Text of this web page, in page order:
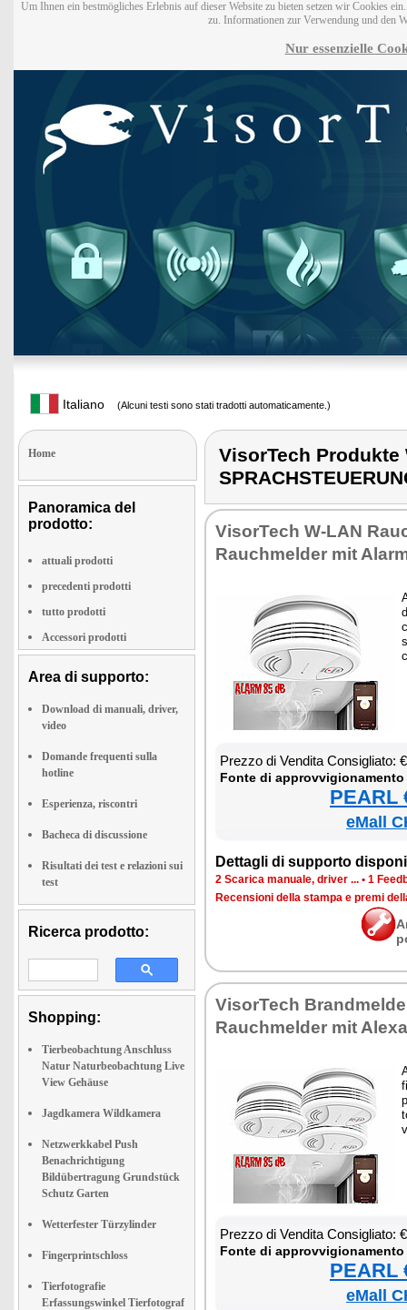
Um Ihnen ein bestmögliches Erlebnis auf dieser Website zu bieten setzen wir Cookies
zu. Informationen zur Verwendung und den
Nur essenzielle
Italiano (Alcuni testi sono stati tradotti automaticamente.)
Home
Panoramica del
prodotto:
attuali prodotti
precedenti prodotti
tutto prodotti
Accessori prodotti
Area di supporto:
Download di manuali, driver,
video
Domande frequenti sulla
hotline
Esperienza, riscontri
Bacheca di discussione
Risultati dei test e relazioni sui
test
Ricerca prodotto:
Shopping:
Tierbeobachtung Anschluss
Natur Naturbeobachtung Live
View Gehäuse
Jagdkamera Wildkamera
Netzwerkkabel Push
Benachrichtigung
Bildübertragung Grundstück
Schutz Garten
Wetterfester Türzylinder
Fingerprintschloss
Tierfotografie
Erfassungswinkel Tierfotograf
VisorTech Produkte
Vi­sor­Te­ch W-LAN
Rau­ch­mel­der mit
Prez­zo di Ven­di­ta Con­si­glia­to:
Fon­te di
PEARL
eMall
Det­ta­gli di sup­por­to
2 Sca­ri­ca ma­nua­le, dri­ver ... • 1
Re­cen­sio­ni del­la stam­pa e pre­mi
Vi­sor­Te­ch
Rau­ch­mel­der mit Ale­xa
Prez­zo di Ven­di­ta Con­si­glia­to:
Fon­te di
PEARL
eMall